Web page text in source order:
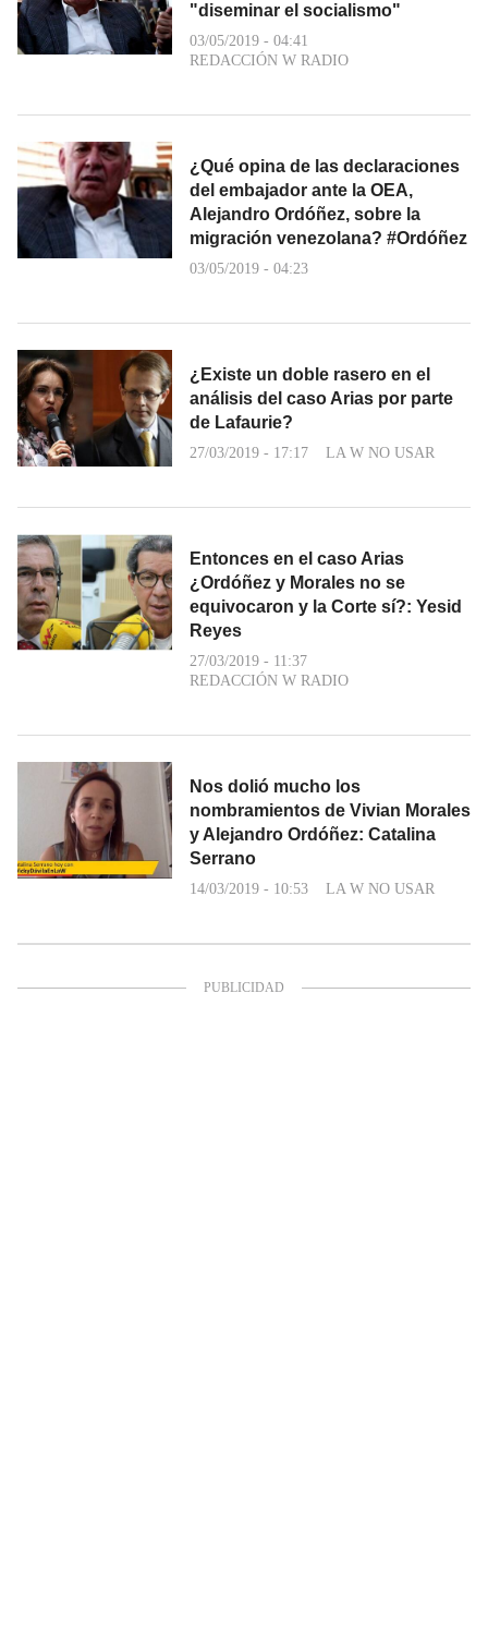
"diseminar el socialismo"
03/05/2019 - 04:41
REDACCIÓN W RADIO
¿Qué opina de las declaraciones
del embajador ante la OEA,
Alejandro Ordóñez, sobre la
migración venezolana? #Ordóñez
03/05/2019 - 04:23
¿Existe un doble rasero en el
análisis del caso Arias por parte
de Lafaurie?
27/03/2019 - 17:17 LA W NO USAR
Entonces en el caso Arias
¿Ordóñez y Morales no se
equivocaron y la Corte sí?: Yesid
Reyes
27/03/2019 - 11:37
REDACCIÓN W RADIO
Nos dolió mucho los
nombramientos de Vivian Morales
y Alejandro Ordóñez: Catalina
Serrano
14/03/2019 - 10:53 LA W NO USAR